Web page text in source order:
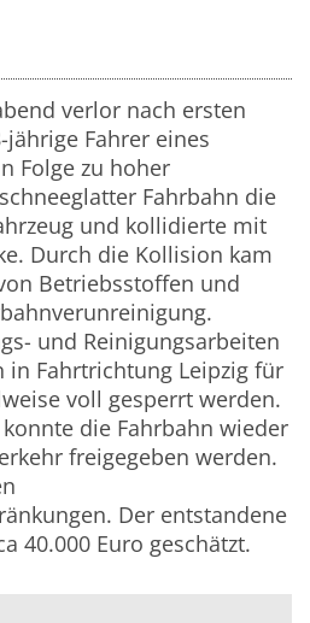
verlor nach ersten
Fahrer eines
Folge zu hoher
Fahrbahn die
und kollidierte mit
Durch die Kollision kam
Betriebsstoffen und
und Reinigungsarbeiten
in Fahrtrichtung Leipzig für
voll gesperrt werden.
die Fahrbahn wieder
freigegeben werden.
Der entstandene
40.000 Euro geschätzt.